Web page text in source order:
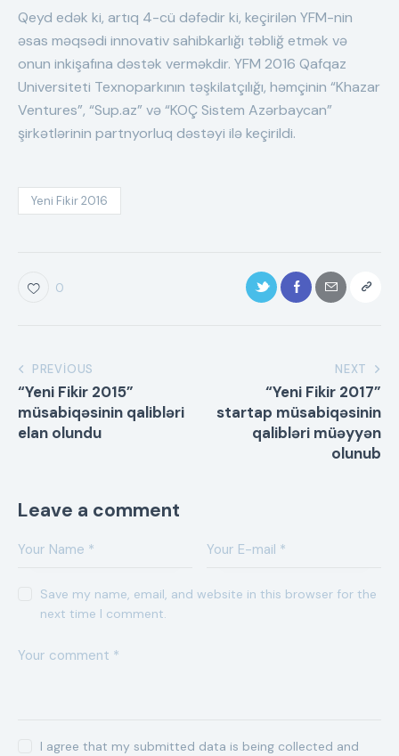
Qeyd edək ki, artıq 4-cü dəfədir ki, keçirilən YFM-nin
əsas məqsədi innovativ sahibkarlığı təbliğ etmək və
onun inkişafına dəstək verməkdir. YFM 2016 Qafqaz
Universiteti Texnoparkının təşkilatçılığı, həmçinin “Khazar
Ventures”, “Sup.az” və “KOÇ Sistem Azərbaycan”
şirkətlərinin partnyorluq dəstəyi ilə keçirildi.
Yeni Fikir 2016
0
PREVIOUS
“Yeni Fikir 2015”
müsabiqəsinin qalibləri
elan olundu
NEXT
“Yeni Fikir 2017”
startap müsabiqəsinin
qalibləri müəyyən
olunub
Leave a comment
Save my name, email, and website in this browser for the
next time I comment.
I agree that my submitted data is being collected and